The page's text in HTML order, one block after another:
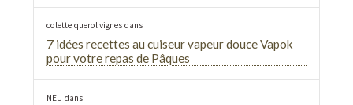
colette querol vignesdans
7 idées recettes au cuiseur vapeur douce Vapok
pour votre repas de Pâques
NEU dans